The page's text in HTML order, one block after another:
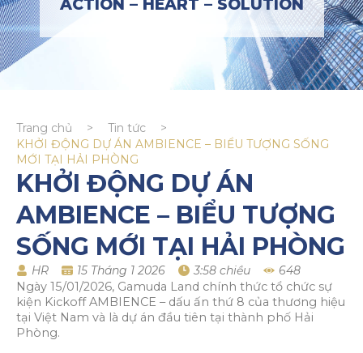
ACTION – HEART – SOLUTION
Trang chủ > Tin tức
>
KHỞI ĐỘNG DỰ ÁN AMBIENCE – BIỂU TƯỢNG SỐNG
MỚI TẠI HẢI PHÒNG
KHỞI ĐỘNG DỰ ÁN
AMBIENCE – BIỂU TƯỢNG
SỐNG MỚI TẠI HẢI PHÒNG
HR 15 Tháng 1 2026 3:58 chiều
648
Ngày 15/01/2026, Gamuda Land chính thức tổ chức sự
kiện Kickoff AMBIENCE – dấu ấn thứ 8 của thương hiệu
tại Việt Nam và là dự án đầu tiên tại thành phố Hải
Phòng.